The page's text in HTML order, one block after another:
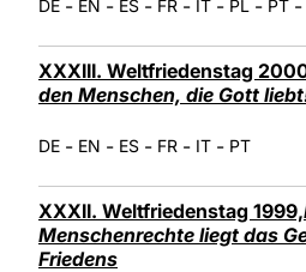
DE - EN - ES - FR - IT - PL - PT -
XXXIII. Weltfriedenstag
den Menschen, die Gott
DE - EN - ES - FR - IT - PT
XXXII. Weltfriedenstag 1999,
Menschenrechte liegt das
Friedens